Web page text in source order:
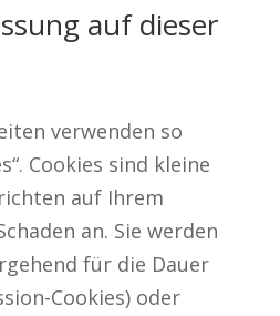
auf dieser
verwenden so
Cookies sind kleine
auf Ihrem
an. Sie werden
für die Dauer
Cookies) oder